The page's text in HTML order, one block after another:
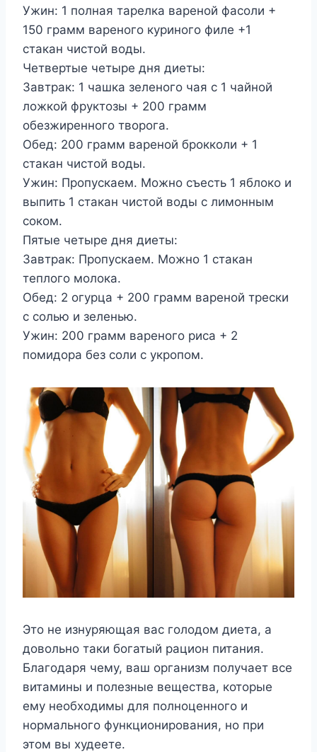
Ужин: 1 полная тарелка вареной фасоли +
150 грамм вареного куриного филе +1
стакан чистой воды.
Четвертые четыре дня диеты:
Завтрак: 1 чашка зеленого чая с 1 чайной
ложкой фруктозы + 200 грамм
обезжиренного творога.
Обед: 200 грамм вареной брокколи + 1
стакан чистой воды.
Ужин: Пропускаем. Можно съесть 1 яблоко и
выпить 1 стакан чистой воды с лимонным
соком.
Пятые четыре дня диеты:
Завтрак: Пропускаем. Можно 1 стакан
теплого молока.
Обед: 2 огурца + 200 грамм вареной трески
с солью и зеленью.
Ужин: 200 грамм вареного риса + 2
помидора без соли с укропом.
Это не изнуряющая вас голодом диета, а
довольно таки богатый рацион питания.
Благодаря чему, ваш организм получает все
витамины и полезные вещества, которые
ему необходимы для полноценного и
нормального функционирования, но при
этом вы худеете.